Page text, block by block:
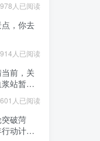
978人已阅读
，你去
914人已阅读
当前，关
站暂停
601人已阅读
破菏
动计划